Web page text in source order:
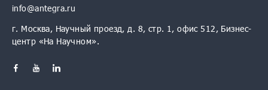
info@antegra.ru
г. Москва, Научный проезд, д. 8, стр. 1, офис 512, Бизнес-
центр «На Научном».